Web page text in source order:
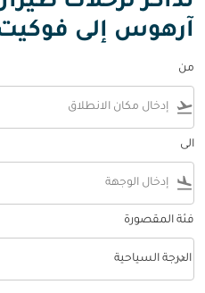
آرهوس إلى
من
flight_takeoff
الى
flight_land
فئة المقصورة
فئة المقصورة option الدرجة السياحية Selected
الدرجة السياحية
keyboard_arrow_down